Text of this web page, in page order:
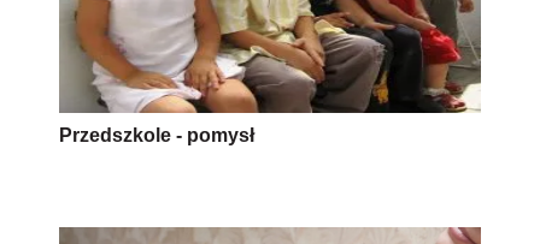
Przedszkole - pomysł